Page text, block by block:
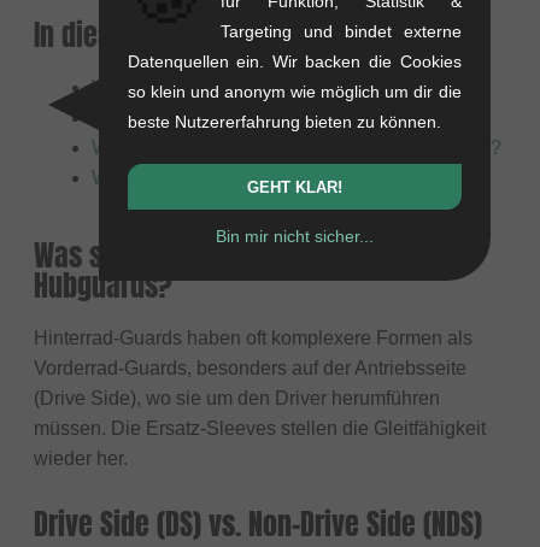
In diesem Artikel:
Was sind Ersatz-Sleeves für Rear Hubguards?
Drive Side (DS) vs. Non-Drive Side (NDS)
Wie montiere ich einen Rear Hubguard Sleeve?
Was bedeuten die Spezifikationen?
Was sind Ersatz-Sleeves für Rear
Hubguards?
Hinterrad-Guards haben oft komplexere Formen als
Vorderrad-Guards, besonders auf der Antriebsseite
(Drive Side), wo sie um den Driver herumführen
müssen. Die Ersatz-Sleeves stellen die Gleitfähigkeit
wieder her.
Drive Side (DS) vs. Non-Drive Side (NDS)
Targeting und bindet externe
Datenquellen ein. Wir backen die Cookies
so klein und anonym wie möglich um dir die
beste Nutzererfahrung bieten zu können.
GEHT KLAR!
Bin mir nicht sicher...